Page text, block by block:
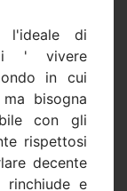
l'ideale di
' vivere
in cui
bisogna
con gli
rispettosi
decente
rinchiude e